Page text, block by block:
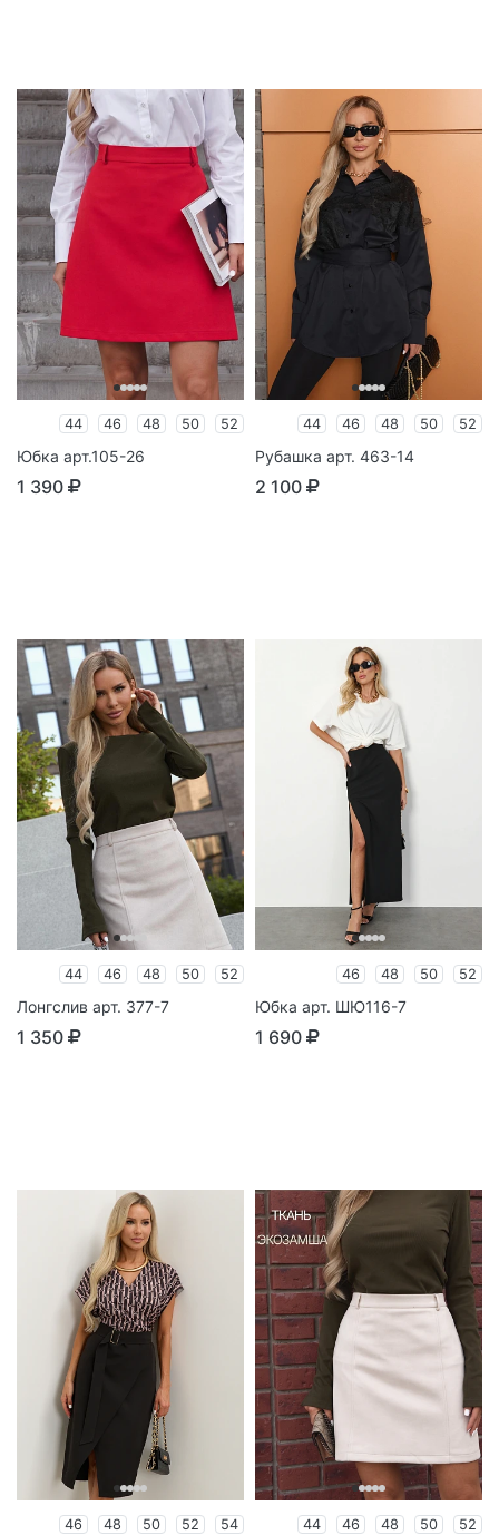
44 46 48 50 52
Юбка арт.105-26
1 390
44 46 48 50 52
Рубашка арт. 463-14
2 100
44 46 48 50 52
Лонгслив арт. 377-7
1 350
46 48 50 52
Юбка арт. ШЮ116-7
1 690
46 48 50 52 54 44 46 48 50 52